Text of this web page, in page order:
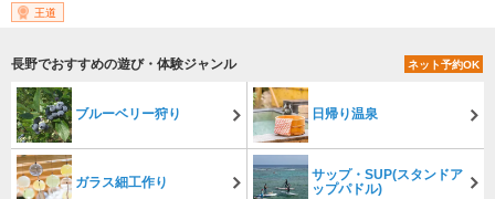
王道
長野でおすすめの遊び・体験ジャンル ネット予約OK
ブルーベリー狩り 日帰り温泉
ガラス細工作り
サップ・SUP(スタンドア
ップパドル)